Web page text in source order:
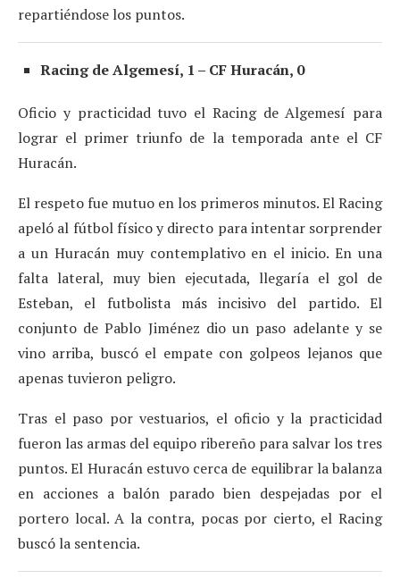
repartiéndose los puntos.
Racing de Algemesí, 1 – CF Huracán, 0
Oficio y practicidad tuvo el Racing de Algemesí para
lograr el primer triunfo de la temporada ante el CF
Huracán.
El respeto fue mutuo en los primeros minutos. El Racing
apeló al fútbol físico y directo para intentar sorprender
a un Huracán muy contemplativo en el inicio. En una
falta lateral, muy bien ejecutada, llegaría el gol de
Esteban, el futbolista más incisivo del partido. El
conjunto de Pablo Jiménez dio un paso adelante y se
vino arriba, buscó el empate con golpeos lejanos que
apenas tuvieron peligro.
Tras el paso por vestuarios, el oficio y la practicidad
fueron las armas del equipo ribereño para salvar los tres
puntos. El Huracán estuvo cerca de equilibrar la balanza
en acciones a balón parado bien despejadas por el
portero local. A la contra, pocas por cierto, el Racing
buscó la sentencia.